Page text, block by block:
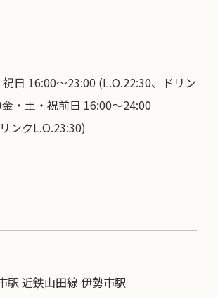
日 16:00～23:00 (L.O.22:30、ドリン
・土・祝前日 16:00～24:00
ンクL.O.23:30)
駅 近鉄山田線 伊勢市駅